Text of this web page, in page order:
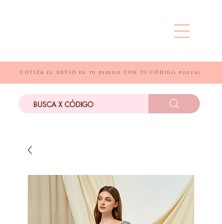
COTIZA el ENVIO de tu pedido CON TU CÓDIGo postal